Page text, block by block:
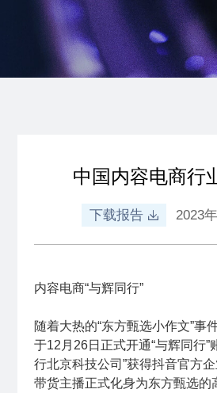
中国内容电商行
下载报告 2023
内容电商“与辉同行”
随着大热的“东方甄选小作文”事
于12月26日正式开通“与辉同行”
行北京科技公司”获得抖音官方
带货主播正式化身为东方甄选的